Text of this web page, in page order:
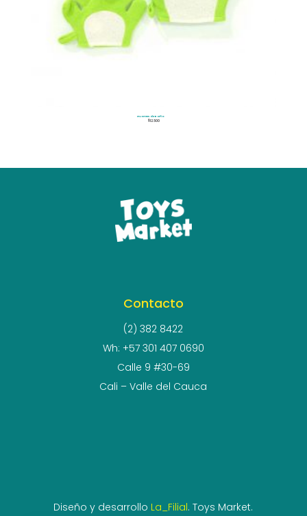
Guantes de Baño
$12.500
Contacto
(2) 382 8422
Wh: +57 301 407 0690
Calle 9 #30-69
Cali – Valle del Cauca
Diseño y desarrollo La_Filial. Toys Market.